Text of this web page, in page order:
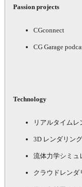
Passion projects
CGconnect
CG Garage
Technology
リアルタイムレ
3D レンダリング
流体力学シミュ
クラウドレンダ